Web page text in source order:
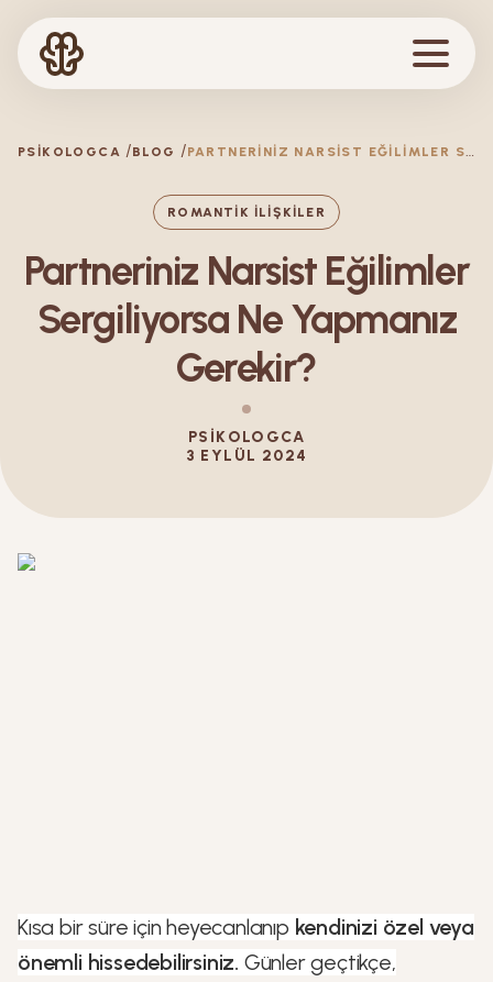
PSIKOLOGCA BLOG P
ARTNERINIZ NARSIST EĞILIMLER SERGILIYORSA NE YAPMANIZ GEREKIR?
ROMANTIK İLIŞKILER
Partneriniz Narsist Eğilimler
Sergiliyorsa Ne Yapmanız
Gerekir?
PSIKOLOGCA
3 EYLÜL 2024
Kısa bir süre için heyecanlanıp kendinizi özel veya
önemli hissedebilirsiniz. Günler geçtikçe,